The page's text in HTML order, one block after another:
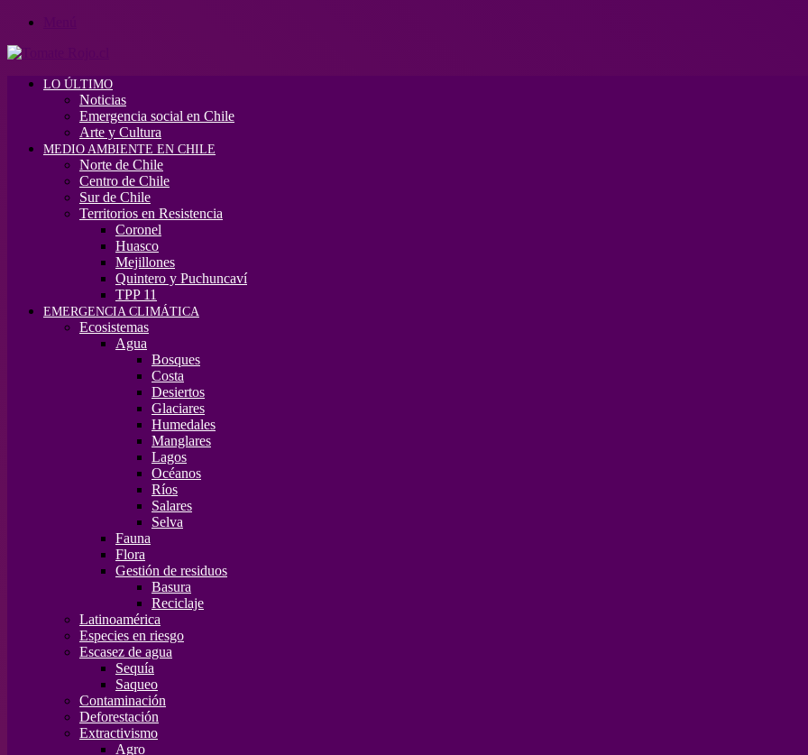
LO ÚLTIMO
Noticias
Emergencia social en Chile
Arte y Cultura
MEDIO AMBIENTE EN CHILE
Norte de Chile
Centro de Chile
Sur de Chile
Territorios en Resistencia
Coronel
Huasco
Mejillones
Quintero y Puchuncaví
TPP 11
EMERGENCIA CLIMÁTICA
Ecosistemas
Agua
Bosques
Costa
Desiertos
Glaciares
Humedales
Manglares
Lagos
Océanos
Ríos
Salares
Selva
Fauna
Flora
Gestión de residuos
Basura
Reciclaje
Latinoamérica
Especies en riesgo
Escasez de agua
Sequía
Saqueo
Contaminación
Deforestación
Extractivismo
Agro